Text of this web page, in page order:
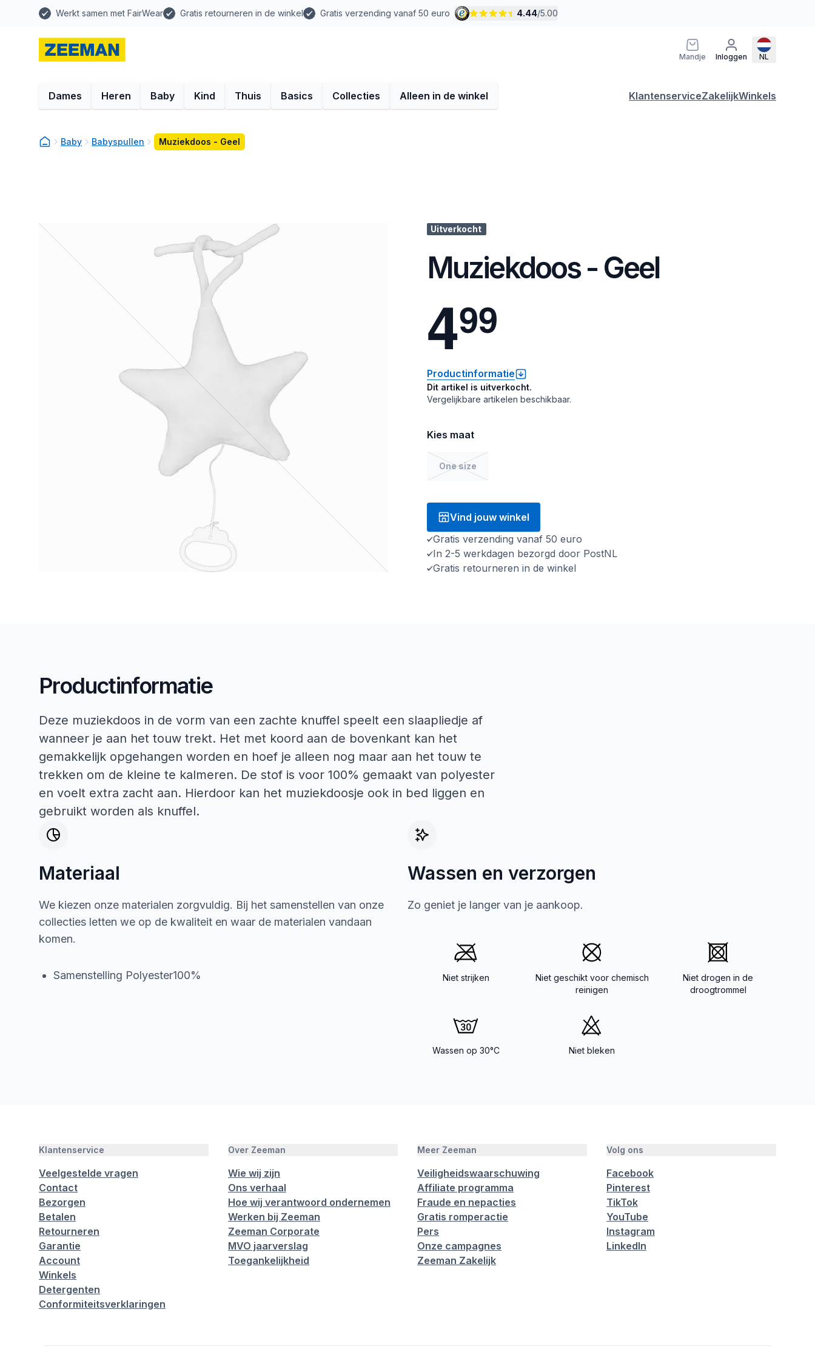
Werkt samen met FairWear Gratis retourneren in de winkel Gratis verzending vanaf 50 euro 4.44/5.00
Mandje Inloggen NL
Dames Heren Baby Kind Thuis Basics Collecties Alleen in de winkel KlantenserviceZakelijkWinkels
Baby Babyspullen Muziekdoos - Geel
Uitverkocht
Muziekdoos - Geel
499
Productinformatie
Dit artikel is uitverkocht.
Vergelijkbare artikelen beschikbaar.
Kies maat
One size
Vind jouw winkel
Gratis verzending vanaf 50 euro
In 2-5 werkdagen bezorgd door PostNL
Gratis retourneren in de winkel
Productinformatie
Deze muziekdoos in de vorm van een zachte knuffel speelt een slaapliedje af
wanneer je aan het touw trekt. Het met koord aan de bovenkant kan het
gemakkelijk opgehangen worden en hoef je alleen nog maar aan het touw te
trekken om de kleine te kalmeren. De stof is voor 100% gemaakt van polyester
en voelt extra zacht aan. Hierdoor kan het muziekdoosje ook in bed liggen en
gebruikt worden als knuffel.
Materiaal
We kiezen onze materialen zorgvuldig. Bij het samenstellen van onze
collecties letten we op de kwaliteit en waar de materialen vandaan
komen.
Samenstelling Polyester100%
Wassen en verzorgen
Zo geniet je langer van je aankoop.
Niet strijken
Niet geschikt voor chemisch
reinigen
Niet drogen in de
droogtrommel
Wassen op 30°C Niet bleken
Klantenservice
Veelgestelde vragen
Contact
Bezorgen
Betalen
Retourneren
Garantie
Account
Winkels
Detergenten
Conformiteitsverklaringen
Over Zeeman
Wie wij zijn
Ons verhaal
Hoe wij verantwoord ondernemen
Werken bij Zeeman
Zeeman Corporate
MVO jaarverslag
Toegankelijkheid
Meer Zeeman
Veiligheidswaarschuwing
Affiliate programma
Fraude en nepacties
Gratis romperactie
Pers
Onze campagnes
Zeeman Zakelijk
Volg ons
Facebook
Pinterest
TikTok
YouTube
Instagram
LinkedIn